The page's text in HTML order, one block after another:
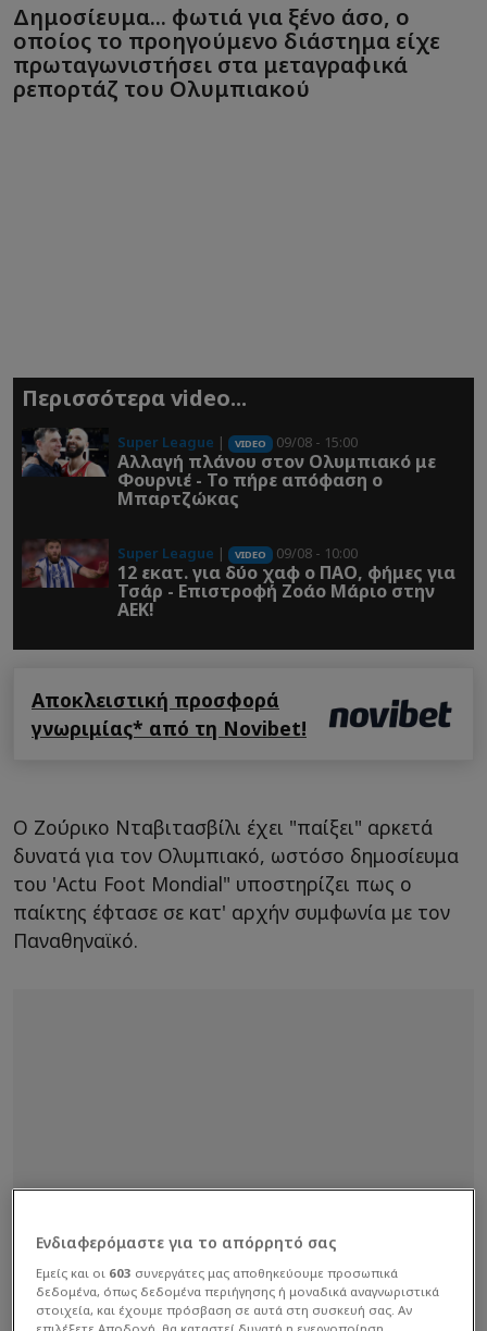
Δημοσίευμα... φωτιά για ξένο άσο, ο
οποίος το προηγούμενο διάστημα είχε
πρωταγωνιστήσει στα μεταγραφικά
ρεπορτάζ του Ολυμπιακού
Περισσότερα video...
Super League | VIDEO 09/08 - 15:00
Αλλαγή πλάνου στον Ολυμπιακό με
Φουρνιέ - Το πήρε απόφαση ο
Μπαρτζώκας
Super League | VIDEO 09/08 - 10:00
12 εκατ. για δύο χαφ ο ΠΑΟ, φήμες για
Τσάρ - Επιστροφή Ζοάο Μάριο στην
ΑΕΚ!
Αποκλειστική προσφορά
γνωριμίας* από τη Novibet!
Ο Ζούρικο Νταβιτασβίλι έχει "παίξει" αρκετά
δυνατά για τον Ολυμπιακό, ωστόσο δημοσίευμα
του 'Actu Foot Mondial" υποστηρίζει πως ο
παίκτης έφτασε σε κατ' αρχήν συμφωνία με τον
Παναθηναϊκό.
Ενδιαφερόμαστε για το απόρρητό σας
Εμείς και οι 603 συνεργάτες μας αποθηκεύουμε προσωπικά
δεδομένα, όπως δεδομένα περιήγησης ή μοναδικά αναγνωριστικά
στοιχεία, και έχουμε πρόσβαση σε αυτά στη συσκευή σας. Αν